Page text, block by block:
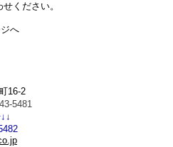
ください。
へ
16-2
5481